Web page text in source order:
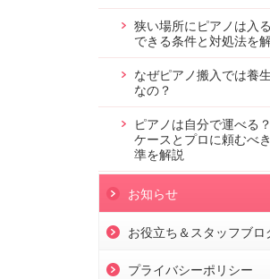
狭い場所にピアノは入
できる条件と対処法を
なぜピアノ搬入では養
なの？
ピアノは自分で運べる
ケースとプロに頼むべ
準を解説
お知らせ
お役立ち＆スタッフブロ
プライバシーポリシー